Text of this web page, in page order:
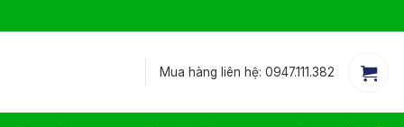
Mua hàng liên hệ: 0947.111.382